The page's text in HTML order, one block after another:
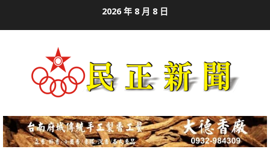
2026 年 8 月 8 日